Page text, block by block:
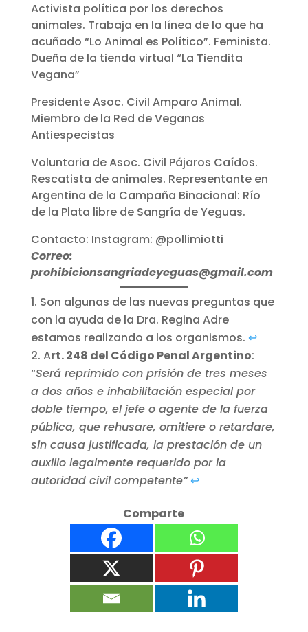
Activista política por los derechos
animales. Trabaja en la línea de lo que ha
acuñado “Lo Animal es Político”. Feminista.
Dueña de la tienda virtual “La Tiendita
Vegana”
Presidente Asoc. Civil Amparo Animal.
Miembro de la Red de Veganas
Antiespecistas
Voluntaria de Asoc. Civil Pájaros Caídos.
Rescatista de animales. Representante en
Argentina de la Campaña Binacional: Río
de la Plata libre de Sangría de Yeguas.
Contacto: Instagram: @pollimiotti
Correo:
prohibicionsangriadeyeguas@gmail.com
Son algunas de las nuevas preguntas que
con la ayuda de la Dra. Regina Adre
estamos realizando a los organismos. ↩︎
Art. 248 del Código Penal Argentino:
“Será reprimido con prisión de tres meses
a dos años e inhabilitación especial por
doble tiempo, el jefe o agente de la fuerza
pública, que rehusare, omitiere o retardare,
sin causa justificada, la prestación de un
auxilio legalmente requerido por la
autoridad civil competente” ↩︎
Comparte